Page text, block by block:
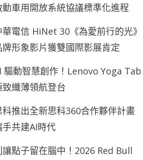
動車用開放系統協議標準化進程
華電信 HiNet 30《為愛前行的光》
牌形象影片獲雙國際影展肯定
驅動智慧創作！Lenovo Yoga Tab
致纖薄領航登台
科推出全新思科360合作夥伴計畫
手共建AI時代
讓點子留在腦中！2026 Red Bull